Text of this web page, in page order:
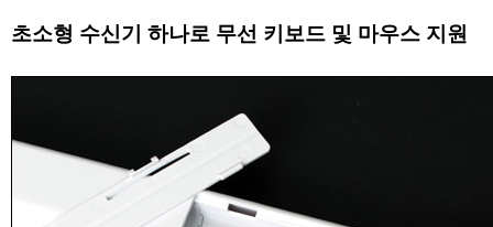
초소형 수신기 하나로 무선 키보드 및 마우스 지원